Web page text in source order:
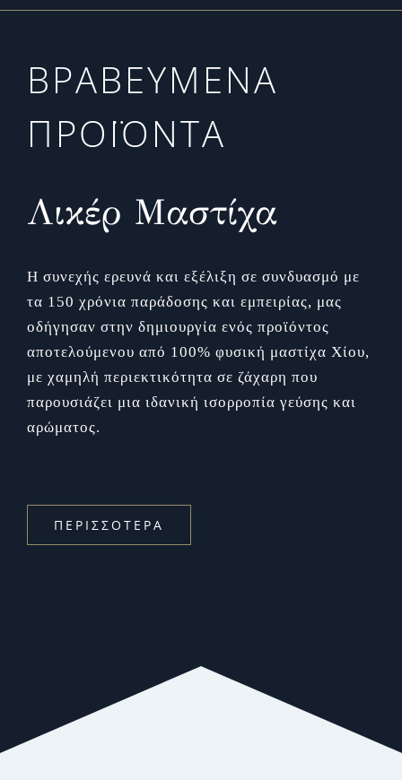
ΒΡΑΒΕΥΜΕΝΑ
ΠΡΟΪΟΝΤΑ
Λικέρ Μαστίχα
Η συνεχής ερευνά και εξέλιξη σε συνδυασμό με
τα 150 χρόνια παράδοσης και εμπειρίας, μας
οδήγησαν στην δημιουργία ενός προϊόντος
αποτελούμενου από 100% φυσική μαστίχα Χίου,
με χαμηλή περιεκτικότητα σε ζάχαρη που
παρουσιάζει μια ιδανική ισορροπία γεύσης και
αρώματος.
ΠΕΡΙΣΣΟΤΕΡΑ